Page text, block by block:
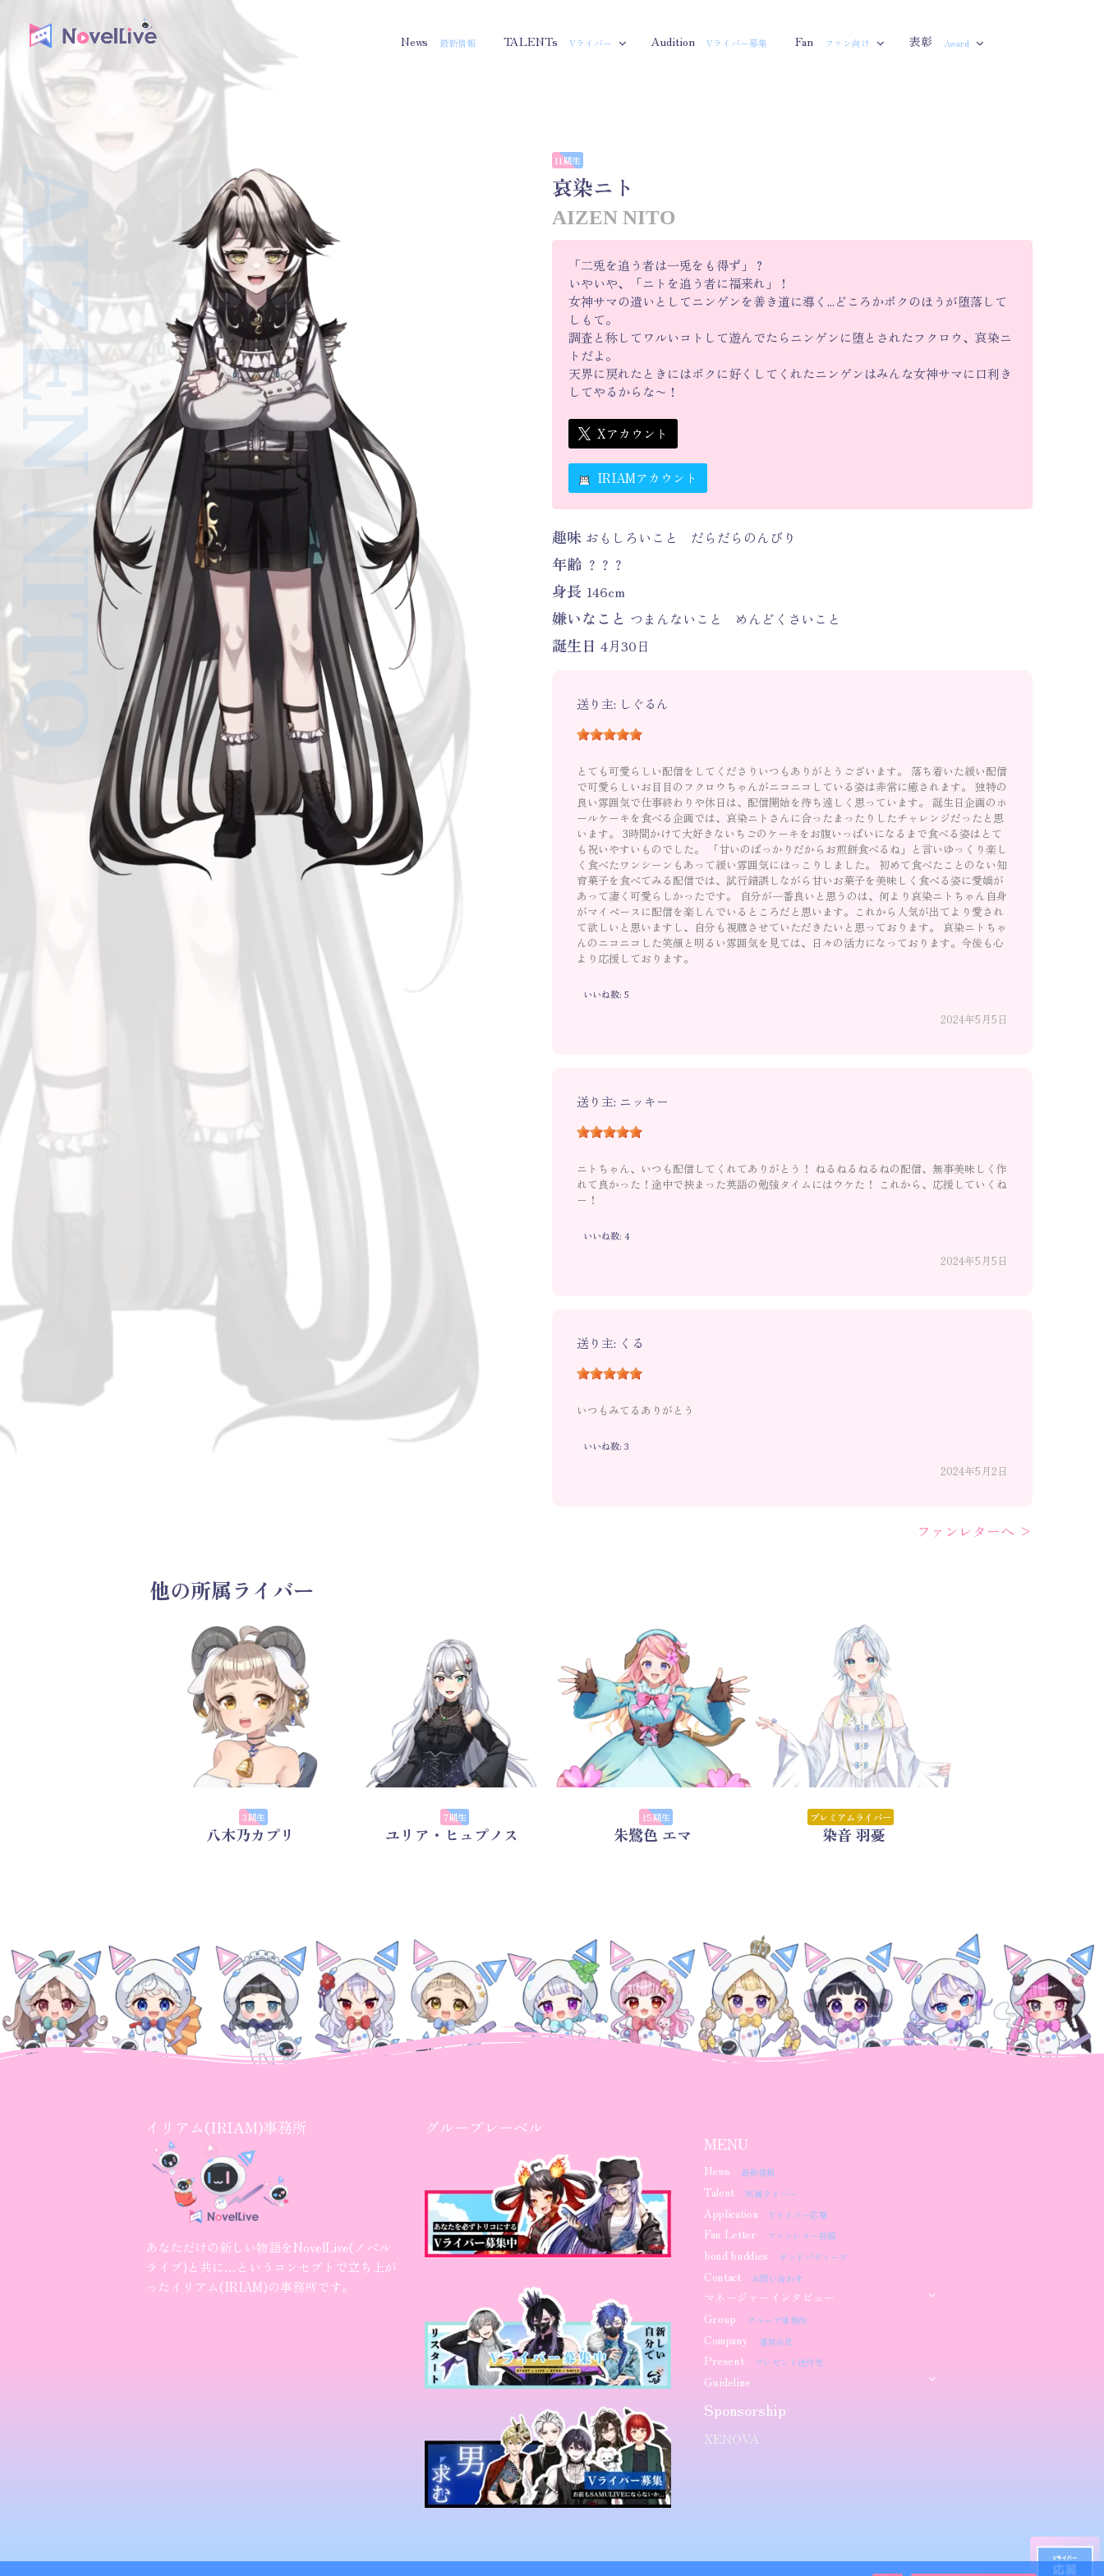
News 最新情報 TALENTs Vライバー Audition Vライバー募集 Fan ファン向け 表彰 Award
11期生
哀染ニト
AIZEN NITO
AIZEN NITO
「二兎を追う者は一兎をも得ず」？
いやいや、「ニトを追う者に福来れ」！
女神サマの遣いとしてニンゲンを善き道に導く...どころかボクのほうが堕落して
しもて。
調査と称してワルいコトして遊んでたらニンゲンに堕とされたフクロウ、哀染ニ
トだよ。
天界に戻れたときにはボクに好くしてくれたニンゲンはみんな女神サマに口利き
してやるからな〜！
Xアカウント
IRIAMアカウント
趣味 おもしろいこと だらだらのんびり
年齢 ？？？
身長 146cm
嫌いなこと つまんないこと めんどくさいこと
誕生日 4月30日
送り主: しぐるん
とても可愛らしい配信をしてくださりいつもありがとうございます。 落ち着いた緩い配信
で可愛らしいお目目のフクロウちゃんがニコニコしている姿は非常に癒されます。 独特の
良い雰囲気で仕事終わりや休日は、配信開始を待ち遠しく思っています。 誕生日企画のホ
ールケーキを食べる企画では、哀染ニトさんに合ったまったりしたチャレンジだったと思
います。 3時間かけて大好きないちごのケーキをお腹いっぱいになるまで食べる姿はとて
も祝いやすいものでした。 「甘いのばっかりだからお煎餅食べるね」と言いゆっくり楽し
く食べたワンシーンもあって緩い雰囲気にほっこりしました。 初めて食べたことのない知
育菓子を食べてみる配信では、試行錯誤しながら甘いお菓子を美味しく食べる姿に愛嬌が
あって凄く可愛らしかったです。 自分が一番良いと思うのは、何より哀染ニトちゃん自身
がマイペースに配信を楽しんでいるところだと思います。これから人気が出てより愛され
て欲しいと思いますし、自分も視聴させていただきたいと思っております。 哀染ニトちゃ
んのニコニコした笑顔と明るい雰囲気を見ては、日々の活力になっております。今後も心
より応援しております。
いいね数: 5
2024年5月5日
送り主: ニッキー
ニトちゃん、いつも配信してくれてありがとう！ ねるねるねるねの配信、無事美味しく作
れて良かった！途中で挟まった英語の勉強タイムにはウケた！ これから、応援していくね
ー！
いいね数: 4
2024年5月5日
送り主: くる
いつもみてるありがとう
いいね数: 3
2024年5月2日
ファンレターへ >
他の所属ライバー
3期生
八木乃カプリ
7期生
ユリア・ヒュプノス
15期生
朱鷺色 エマ
プレミアムライバー
染音 羽憂
イリアム(IRIAM)事務所
あなただけの新しい物語をNovelLive(ノベル
ライブ)と共に…というコンセプトで立ち上が
ったイリアム(IRIAM)の事務所です。
グループレーベル
MENU
News 最新情報
Talent 所属ライバー
Application Vライバー応募
Fan Letter ファンレター投稿
bond buddies ボンドバディーズ
Contact お問い合わせ
マネージャーインタビュー
Group
グループ事務所
Company 運営会社
Present プレゼント送付先
Guideline
Sponsorship​
XENOVA